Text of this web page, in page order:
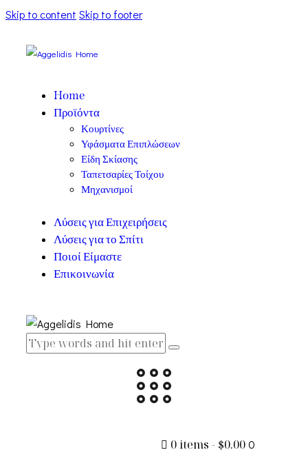
Skip to content Skip to footer
Home
Προϊόντα
Κουρτίνες
Υφάσματα Επιπλώσεων
Είδη Σκίασης
Ταπετσαρίες Τοίχου
Μηχανισμοί
Λύσεις για Επιχειρήσεις
Λύσεις για το Σπίτι
Ποιοί Είμαστε
Επικοινωνία
0 items - $0.000